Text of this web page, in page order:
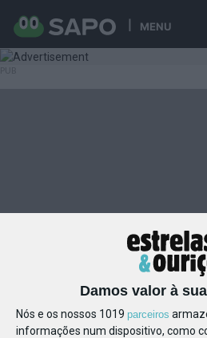
MENU
Damos valor à
Nós e os nossos 1019 parceiros
informações num dispositivo, como